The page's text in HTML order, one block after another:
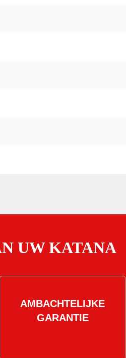
UW KATANA
AMBACHTELIJKE
GARANTIE